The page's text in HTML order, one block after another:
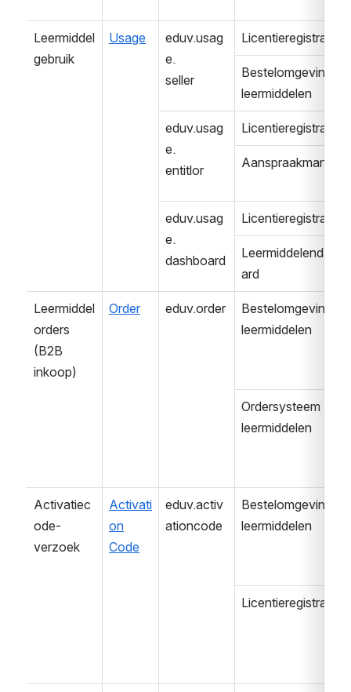
Leermiddel
gebruik
Usage
eduv.usag
e.
seller
Licentieregistratie
Bestelomgeving
leermiddelen
eduv.usag
e.
entitlor
Licentieregistratie
Aanspraakmanager
eduv.usag
e.
dashboard
Licentieregistratie
ard
Leermiddel
orders
(B2B
inkoop)
Order eduv.order
Bestelomgeving
leermiddelen
Ordersysteem
leermiddelen
Activatiec
ode-
verzoek
Activati
on
Code
eduv.activ
ationcode
Bestelomgeving
leermiddelen
Licentieregistratie